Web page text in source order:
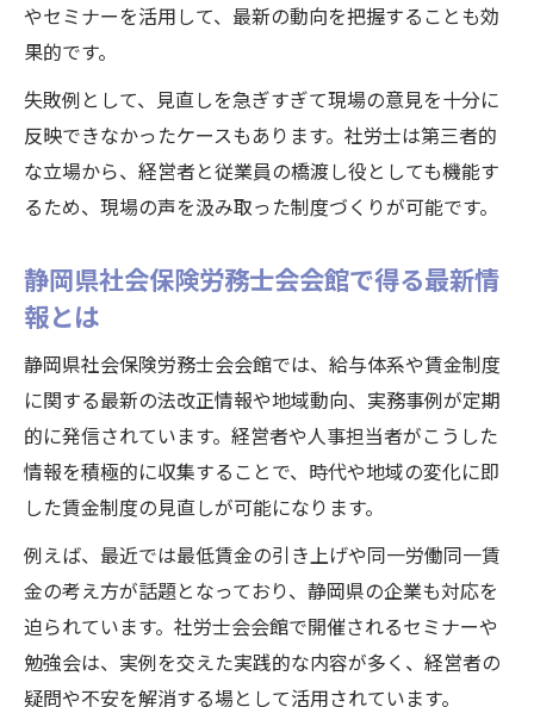
やセミナーを活用して、最新の動向を把握することも効
果的です。
失敗例として、見直しを急ぎすぎて現場の意見を十分に
反映できなかったケースもあります。社労士は第三者的
な立場から、経営者と従業員の橋渡し役としても機能す
るため、現場の声を汲み取った制度づくりが可能です。
静岡県社会保険労務士会会館で得る最新情
報とは
静岡県社会保険労務士会会館では、給与体系や賃金制度
に関する最新の法改正情報や地域動向、実務事例が定期
的に発信されています。経営者や人事担当者がこうした
情報を積極的に収集することで、時代や地域の変化に即
した賃金制度の見直しが可能になります。
例えば、最近では最低賃金の引き上げや同一労働同一賃
金の考え方が話題となっており、静岡県の企業も対応を
迫られています。社労士会会館で開催されるセミナーや
勉強会は、実例を交えた実践的な内容が多く、経営者の
疑問や不安を解消する場として活用されています。